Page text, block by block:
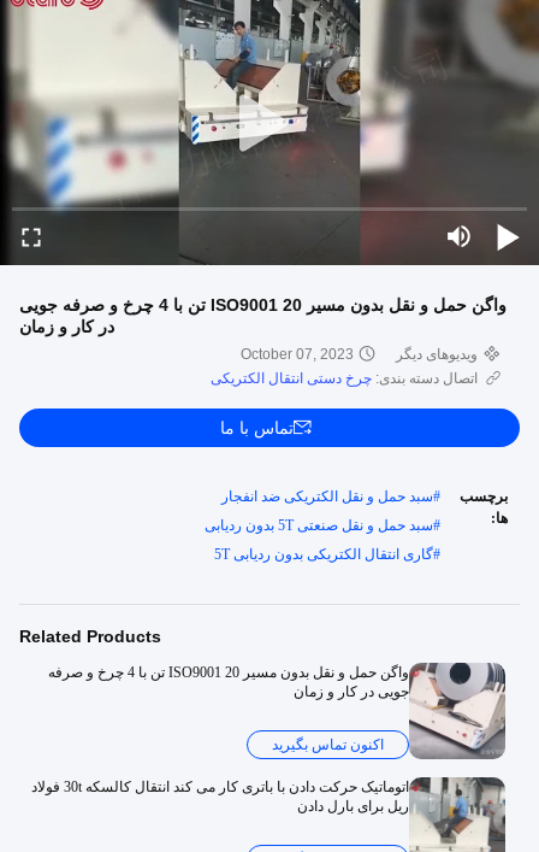
واگن حمل و نقل بدون مسیر ISO9001 20 تن با 4 چرخ و صرفه جویی
در کار و زمان
ویدیوهای دیگر
October 07, 2023
اتصال دسته بندی: چرخ دستی انتقال الکتریکی
تماس با ما
برچسب
ها:
#سبد حمل و نقل الکتریکی ضد انفجار
#سبد حمل و نقل صنعتی 5T بدون ردیابی
#گاری انتقال الکتریکی بدون ردیابی 5T
Related Products
واگن حمل و نقل بدون مسیر ISO9001 20 تن با 4 چرخ و صرفه
جویی در کار و زمان
اکنون تماس بگیرید
اتوماتیک حرکت دادن با باتری کار می کند انتقال کالسکه 30t فولاد
ریل برای بارل دادن